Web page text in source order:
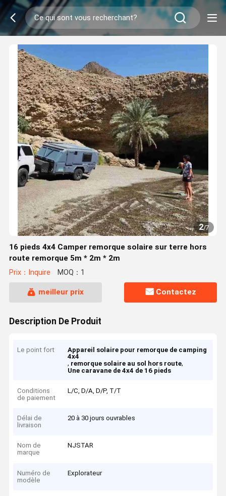
2/7
16 pieds 4x4 Camper remorque solaire sur terre hors
route remorque 5m * 2m * 2m
Prix：Inquire MOQ：1
meilleur prix Contactez
Description De Produit
Le point fort
Appareil solaire pour remorque de camping
4x4
, remorque solaire au sol hors route,
Une caravane de 4x4 de 16 pieds
Conditions
de paiement
L/C, D/A, D/P, T/T
Délai de
livraison
20 à 30 jours ouvrables
Nom de
marque
NJSTAR
Numéro de
modèle
Explorateur